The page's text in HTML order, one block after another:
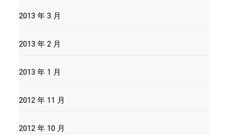
2013 年 3 月
2013 年 2 月
2013 年 1 月
2012 年 11 月
2012 年 10 月